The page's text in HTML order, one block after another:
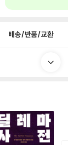
배송/반품/교환